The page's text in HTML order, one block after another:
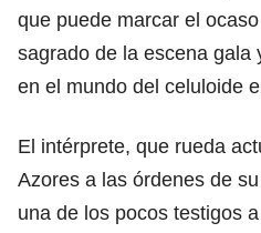
que puede marcar el
sagrado de la escena gala
en el mundo del celuloide
El intérprete, que rueda
Azores a las órdenes de
una de los pocos testigos